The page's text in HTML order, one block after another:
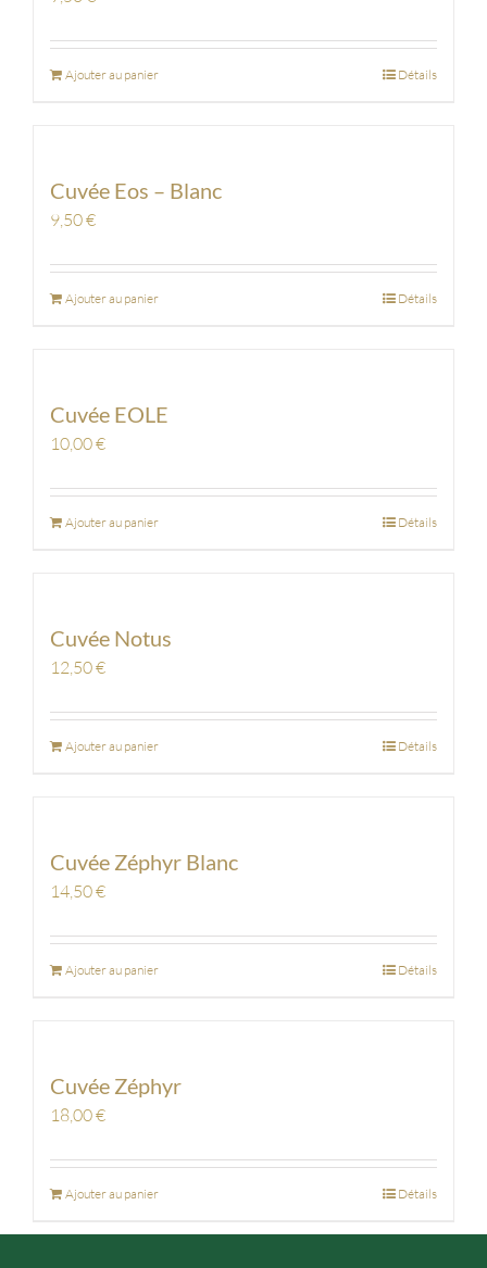
Ajouter au panier Détails
Cuvée Eos – Blanc
9,50€
Ajouter au panier Détails
Cuvée EOLE
10,00€
Ajouter au panier Détails
Cuvée Notus
12,50€
Ajouter au panier Détails
Cuvée Zéphyr Blanc
14,50€
Ajouter au panier Détails
Cuvée Zéphyr
18,00€
Ajouter au panier Détails